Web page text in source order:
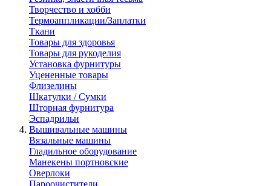
Творчество и хобби
Термоаппликации/Заплатки
Ткани
Товары для здоровья
Товары для рукоделия
Установка фурнитуры
Уцененные товары
Флизелины
Шкатулки / Сумки
Шторная фурнитура
Эспадрильи
Вышивальные машины
Вязальные машины
Гладильное оборудование
Манекены портновские
Оверлоки
Пароочистители